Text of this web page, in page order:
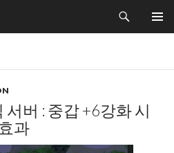
버 : 중갑 +6강화 시
과